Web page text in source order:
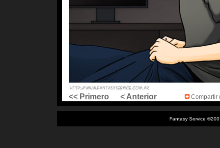
<< Primero < Anterior Compartir
Fantasy Service